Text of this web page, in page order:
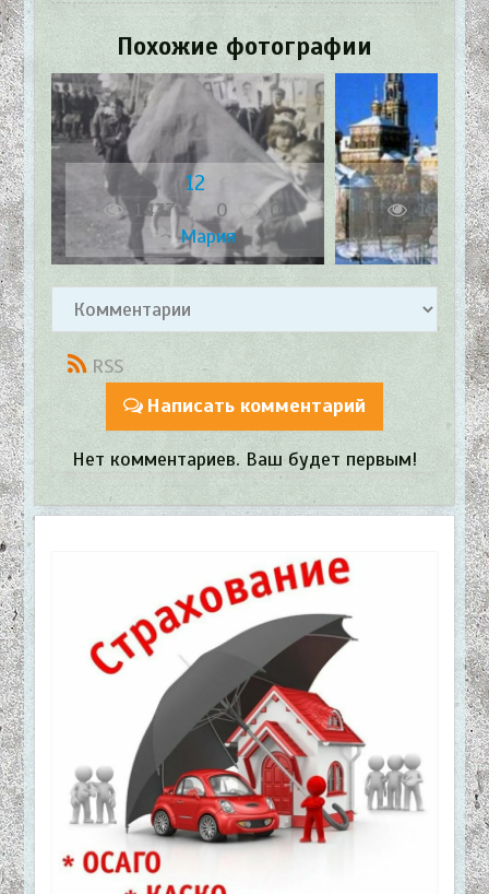
Похожие фотографии
12
1437 0
0
Мария
12
1569
RSS
Написать комментарий
Нет комментариев. Ваш будет первым!